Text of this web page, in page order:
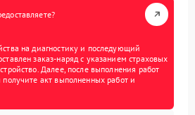
на диагностику и последующий
заказ-наряд с указанием страховых
Далее, после выполнения работ
акт выполненных работ и